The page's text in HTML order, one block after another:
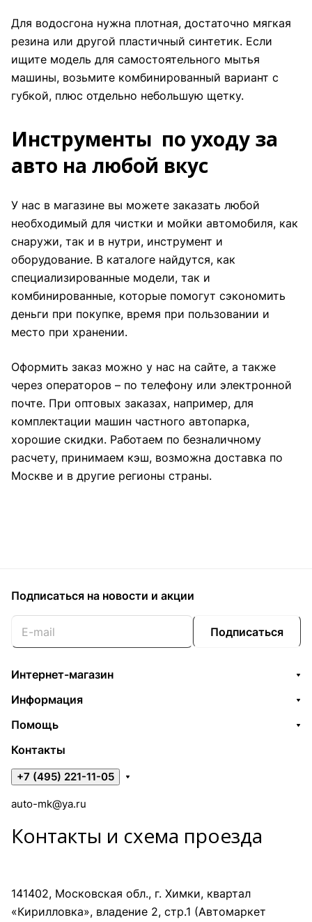
Для водосгона нужна плотная, достаточно мягкая
резина или другой пластичный синтетик. Если
ищите модель для самостоятельного мытья
машины, возьмите комбинированный вариант с
губкой, плюс отдельно небольшую щетку.
Инструменты по уходу за
авто на любой вкус
У нас в магазине вы можете заказать любой
необходимый для чистки и мойки автомобиля, как
снаружи, так и в нутри, инструмент и
оборудование. В каталоге найдутся, как
специализированные модели, так и
комбинированные, которые помогут сэкономить
деньги при покупке, время при пользовании и
место при хранении.
Оформить заказ можно у нас на сайте, а также
через операторов – по телефону или электронной
почте. При оптовых заказах, например, для
комплектации машин частного автопарка,
хорошие скидки. Работаем по безналичному
расчету, принимаем кэш, возможна доставка по
Москве и в другие регионы страны.
Подписаться на новости и акции
Подписаться
Интернет-магазин
Информация
Помощь
Контакты
+7 (495) 221-11-05
auto-mk@ya.ru
Контакты и схема проезда
141402, Московская обл., г. Химки, квартал
«Кирилловка», владение 2, стр.1 (Автомаркет